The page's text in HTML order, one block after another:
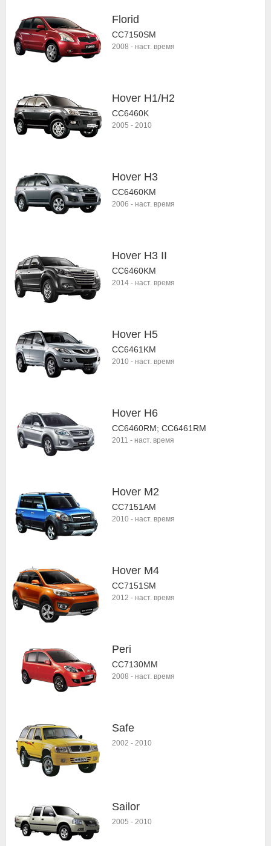
Florid
CC7150SM
2008 - наст. время
Hover H1/H2
CC6460K
2005 - 2010
Hover H3
CC6460KM
2006 - наст. время
Hover H3 II
CC6460KM
2014 - наст. время
Hover H5
CC6461KM
2010 - наст. время
Hover H6
CC6460RM; CC6461RM
2011 - наст. время
Hover M2
CC7151AM
2010 - наст. время
Hover M4
CC7151SM
2012 - наст. время
Peri
CC7130MM
2008 - наст. время
Safe
2002 - 2010
Sailor
2005 - 2010